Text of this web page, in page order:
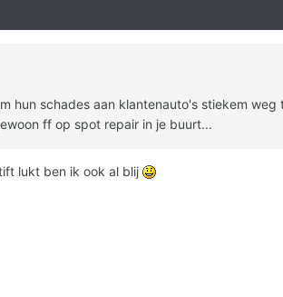
hun schades aan klantenauto's stiekem
ff op spot repair in je buurt...
lukt ben ik ook al blij